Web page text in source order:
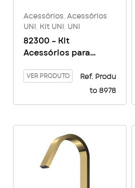
Acessórios, Acessórios
UNI , Kit UNI , UNI
82300 – Kit
Acessórios para
VER PRODUTO
Ref. Produ
to 8978